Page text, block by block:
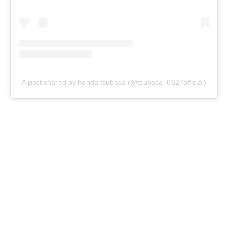
A post shared by honda tsubasa (@tsubasa_0627official)